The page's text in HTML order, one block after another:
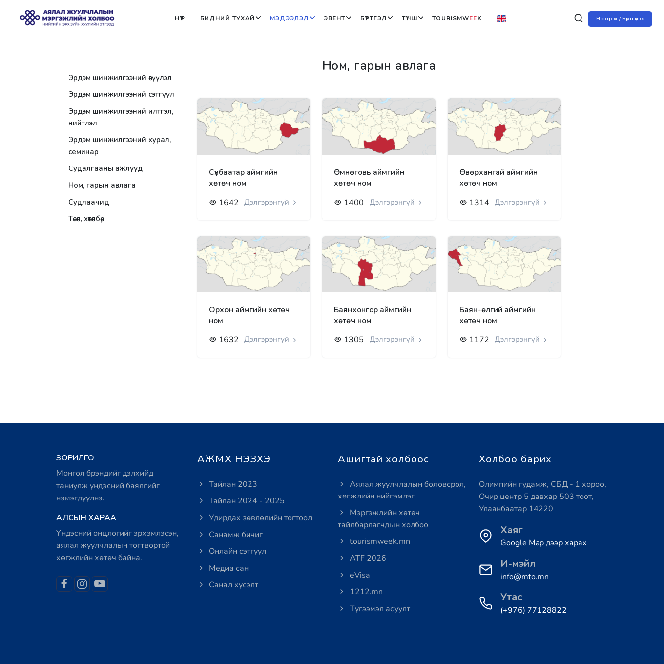
Нэвтрэх / Бүртгүүлэх
НҮҮР БИДНИЙ ТУХАЙ МЭДЭЭЛЭЛ ЭВЕНТ БҮРТГЭЛ ТҮНШ TOURISMWEEK
Эрдэм шинжилгээний өгүүлэл
Эрдэм шинжилгээний сэтгүүл
Эрдэм шинжилгээний илтгэл,
нийтлэл
Эрдэм шинжилгээний хурал,
семинар
Судалгааны ажлууд
Ном, гарын авлага
Судлаачид
Төсөл, хөтөлбөр
Ном, гарын авлага
Сүхбаатар аймгийн
хөтөч ном
1642
Дэлгэрэнгүй
Өмнөговь аймгийн
хөтөч ном
1400
Дэлгэрэнгүй
Өвөрхангай аймгийн
хөтөч ном
1314 Дэлгэрэнгүй
Орхон аймгийн хөтөч
ном
1632
Дэлгэрэнгүй
Баянхонгор аймгийн
хөтөч ном
1305
Дэлгэрэнгүй
Баян-өлгий аймгийн
хөтөч ном
1172 Дэлгэрэнгүй
ЗОРИЛГО
Монгол брэндийг дэлхийд
таниулж үндэсний баялгийг
нэмэгдүүлнэ.
АЛСЫН ХАРАА
Үндэсний онцлогийг эрхэмлэсэн,
аялал жуулчлалын тогтвортой
хөгжлийн хөтөч байна.
АЖМХ НЭЗХЭ
Тайлан 2023
Тайлан 2024 - 2025
Удирдах зөвлөлийн тогтоол
Санамж бичиг
Онлайн сэтгүүл
Медиа сан
Санал хүсэлт
Ашигтай холбоос
Аялал жуулчлалын боловсрол,
хөгжлийн нийгэмлэг
Мэргэжлийн хөтөч
тайлбарлагчдын холбоо
tourismweek.mn
ATF 2026
eVisa
1212.mn
Түгээмэл асуулт
Холбоо барих
Олимпийн гудамж, СБД - 1 хороо,
Очир центр 5 давхар 503 тоот,
Улаанбаатар 14220
Хаяг
Google Map дээр харах
И-мэйл
info@mto.mn
Утас
(+976) 77128822